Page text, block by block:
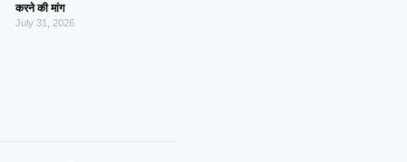
करने की मांग
July 31, 2026